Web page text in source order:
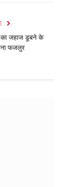
का जहाज डूबने के
फजलुर